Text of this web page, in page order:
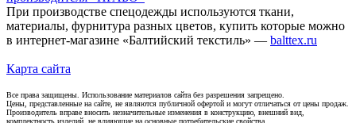
При производстве спецодежды используются ткани,
материалы, фурнитура разных цветов, купить которые можно
в интернет-магазине «Балтийский текстиль» — balttex.ru
Карта сайта
Все права защищены. Использование материалов сайта без разрешения запрещено.
Цены, представленные на сайте, не являются публичной офертой и могут отличаться от цены продаж.
Производитель вправе вносить незначительные изменения в конструкцию, внешний вид,
комплектность изделий, не влияющие на основные потребительские свойства.